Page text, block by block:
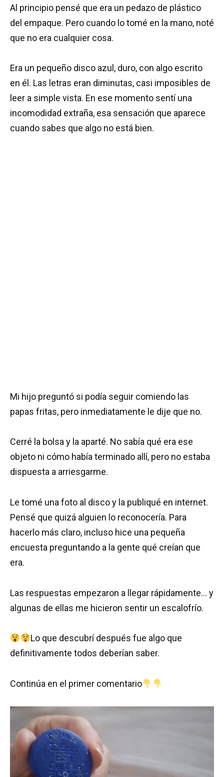
Al principio pensé que era un pedazo de plástico
del empaque. Pero cuando lo tomé en la mano, noté
que no era cualquier cosa.
Era un pequeño disco azul, duro, con algo escrito
en él. Las letras eran diminutas, casi imposibles de
leer a simple vista. En ese momento sentí una
incomodidad extraña, esa sensación que aparece
cuando sabes que algo no está bien.
Mi hijo preguntó si podía seguir comiendo las
papas fritas, pero inmediatamente le dije que no.
Cerré la bolsa y la aparté. No sabía qué era ese
objeto ni cómo había terminado allí, pero no estaba
dispuesta a arriesgarme.
Le tomé una foto al disco y la publiqué en internet.
Pensé que quizá alguien lo reconocería. Para
hacerlo más claro, incluso hice una pequeña
encuesta preguntando a la gente qué creían que
era.
Las respuestas empezaron a llegar rápidamente… y
algunas de ellas me hicieron sentir un escalofrío.
Lo que descubrí después fue algo que
definitivamente todos deberían saber.
Continúa en el primer comentario